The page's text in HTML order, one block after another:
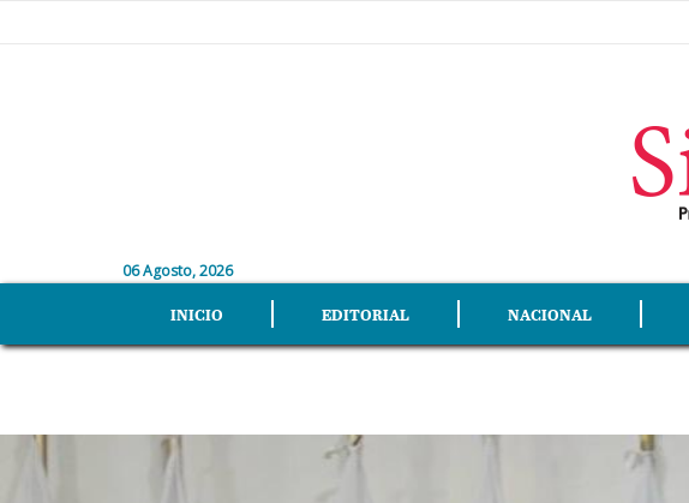
06 Agosto, 2026
INICIO EDITORIAL NACIONAL